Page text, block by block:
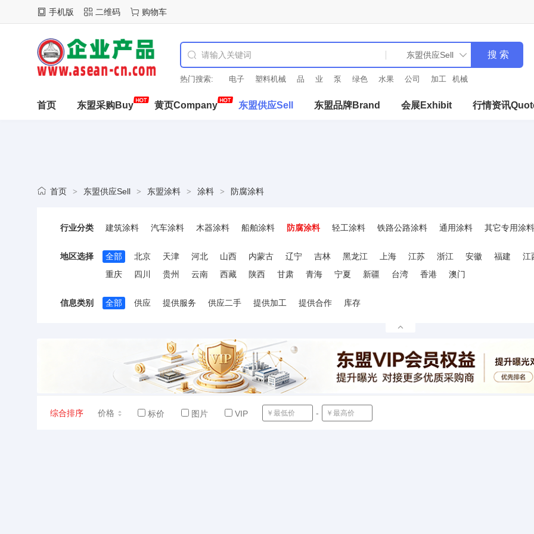
手机版 二维码 购物车
热门搜索: 电子 塑料机械 品 业 泵 绿色 水果 公司 加工 机械
首页 东盟采购Buy 黄页Company 东盟供应Sell 东盟品牌Brand 会展Exhibit 行情资讯
首页 > 东盟供应Sell > 东盟涂料 > 涂料 > 防腐涂料
行业分类 建筑涂料 汽车涂料 木器涂料 船舶涂料 防腐涂料 轻工涂料 铁路公路涂料 通用涂料
其它专用涂料
地区选择
全部 北京 天津 河北 山西 内蒙古 辽宁 吉林 黑龙江 上海 江苏 浙江 安徽 福建
江
重庆
四川 贵州 云南 西藏 陕西 甘肃 青海 宁夏 新疆 台湾 香港 澳门
信息类别 全部 供应 提供服务 供应二手 提供加工 提供合作 库存
综合排序 价格 标价 图片 VIP -